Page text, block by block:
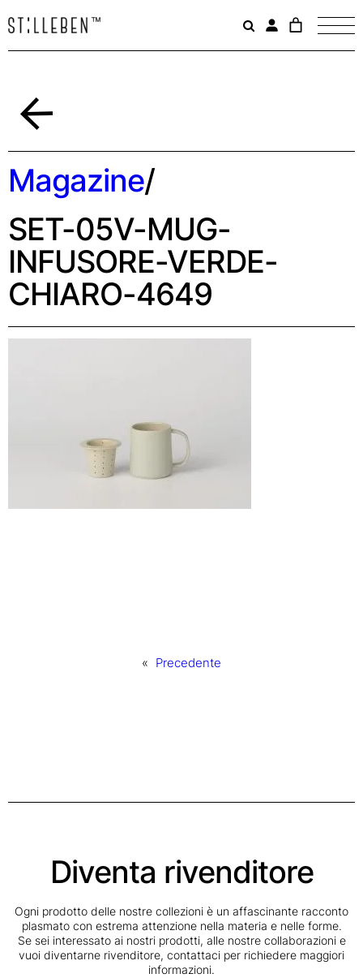
Il
è
Magazine/
SET-05V-MUG-
INFUSORE-VERDE-
CHIARO-4649
« Precedente
Diventa rivenditore
Ogni prodotto delle nostre collezioni è un affascinante racconto
plasmato con estrema attenzione nella materia e nelle forme.
Se sei interessato ai nostri prodotti, alle nostre collaborazioni e
vuoi diventarne rivenditore, contattaci per richiedere maggiori
informazioni.